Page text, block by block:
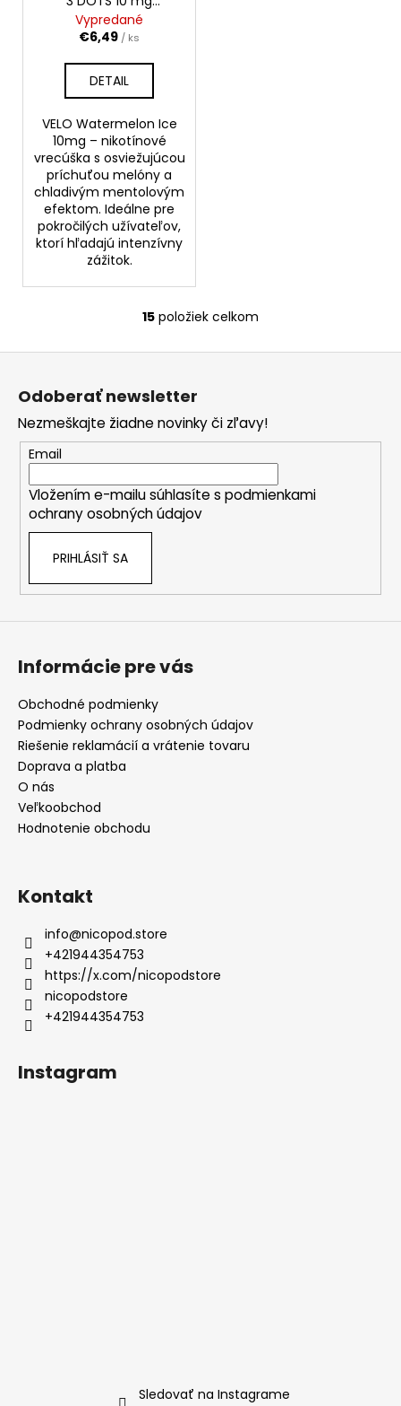
ORIGINAL SLIM
Vypredané
€6,49 / ks
DETAIL
VELO Watermelon Ice
10mg – nikotínové
vrecúška s osviežujúcou
príchuťou melóny a
chladivým mentolovým
efektom. Ideálne pre
pokročilých užívateľov,
ktorí hľadajú intenzívny
zážitok.
O
a
c
i
e
p
r
v
ý
15 položiek celkom
Z
Odoberať newsletter
Nezmeškajte žiadne novinky či zľavy!
Email
Vložením e-mailu súhlasíte s podmienkami
ochrany osobných údajov
PRIHLÁSIŤ SA
Informácie pre vás
Obchodné podmienky
Podmienky ochrany osobných údajov
Riešenie reklamácií a vrátenie tovaru
Doprava a platba
O nás
Veľkoobchod
Hodnotenie obchodu
Kontakt
info@nicopod.store
+421944354753
https://x.com/nicopodstore
nicopodstore
+421944354753
Instagram
Sledovať na Instagrame